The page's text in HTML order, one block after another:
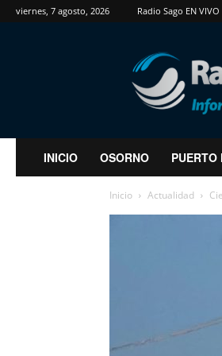
viernes, 7 agosto, 2026 Radio Sago EN VIVO
RadioSago
INICIO OSORNO PUERTO
Inicio Actualidad